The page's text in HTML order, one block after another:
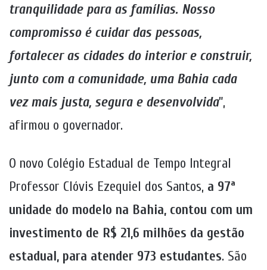
tranquilidade para as famílias. Nosso
compromisso é cuidar das pessoas,
fortalecer as cidades do interior e construir,
junto com a comunidade, uma Bahia cada
vez mais justa, segura e desenvolvida”,
afirmou o governador.
O novo Colégio Estadual de Tempo Integral
Professor Clóvis Ezequiel dos Santos, a 97ª
unidade do modelo na Bahia, contou com um
investimento de R$ 21,6 milhões da gestão
estadual, para atender 973 estudantes. São